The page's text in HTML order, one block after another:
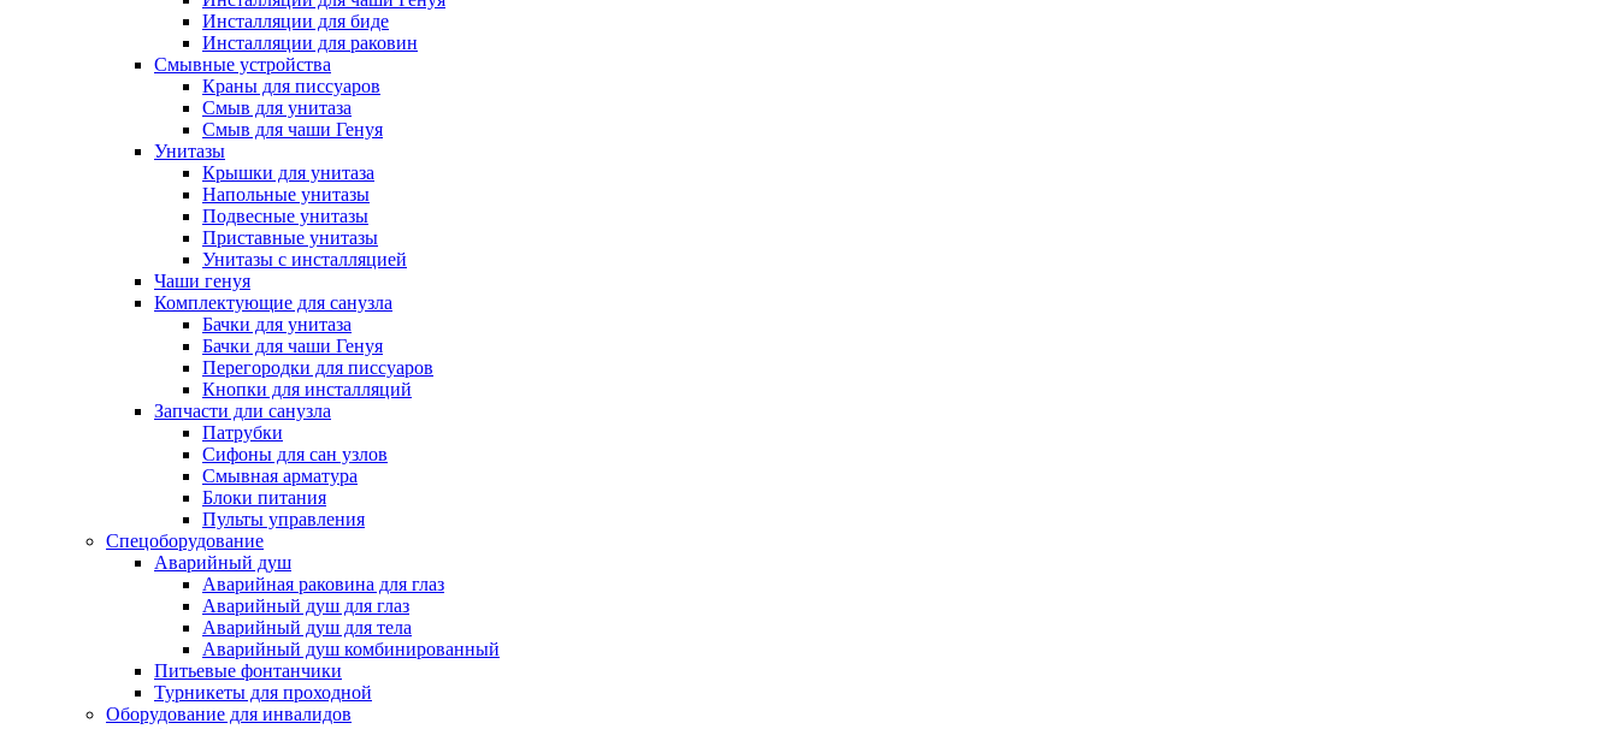
Инсталляции для биде
Инсталляции для раковин
Смывные устройства
Краны для писсуаров
Смыв для унитаза
Смыв для чаши Генуя
Унитазы
Крышки для унитаза
Напольные унитазы
Подвесные унитазы
Приставные унитазы
Унитазы с инсталляцией
Чаши генуя
Комплектующие для санузла
Бачки для унитаза
Бачки для чаши Генуя
Перегородки для писсуаров
Кнопки для инсталляций
Запчасти дли санузла
Патрубки
Сифоны для сан узлов
Смывная арматура
Блоки питания
Пульты управления
Спецоборудование
Аварийный душ
Аварийная раковина для глаз
Аварийный душ для глаз
Аварийный душ для тела
Аварийный душ комбинированный
Питьевые фонтанчики
Турникеты для проходной
Оборудование для инвалидов